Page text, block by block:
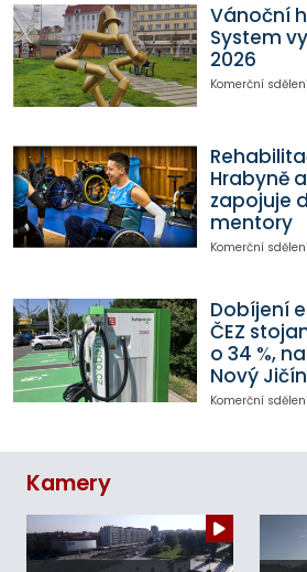
Vánoční
System
2026
Komerční
Hrabyně
zapojuje
mentory
Komerční
Dobíjení
ČEZ
o 34 %,
Nový Jičín
Komerční
Kamery